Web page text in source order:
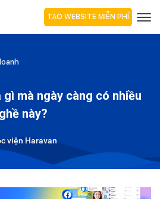
TẠO WEBSITE MIỄN PHÍ
mà ngày càng có nhiều
này?
viện Haravan